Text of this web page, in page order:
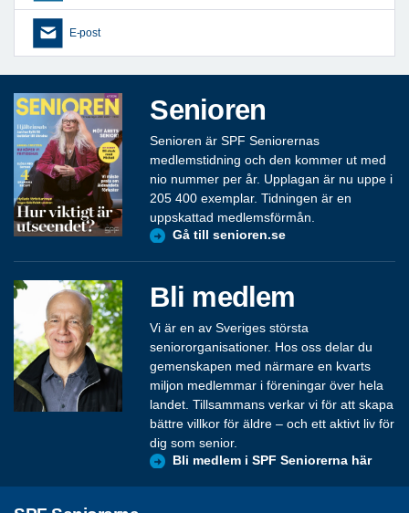
E-post
Senioren
Senioren är SPF Seniorernas
medlemstidning och den kommer ut med
nio nummer per år. Upplagan är nu uppe i
205 400 exemplar. Tidningen är en
uppskattad medlemsförmån.
Gå till senioren.se
Bli medlem
Vi är en av Sveriges största
seniororganisationer. Hos oss delar du
gemenskapen med närmare en kvarts
miljon medlemmar i föreningar över hela
landet. Tillsammans verkar vi för att skapa
bättre villkor för äldre – och ett aktivt liv för
dig som senior.
Bli medlem i SPF Seniorerna här